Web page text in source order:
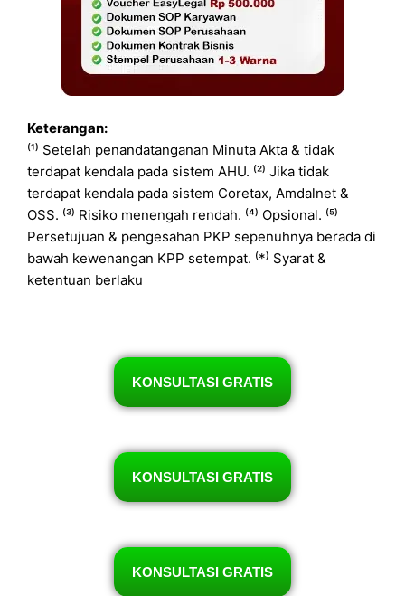
Keterangan:
⁽¹⁾ Setelah penandatanganan Minuta Akta & tidak
terdapat kendala pada sistem AHU. ⁽²⁾ Jika tidak
terdapat kendala pada sistem Coretax, Amdalnet &
OSS. ⁽³⁾ Risiko menengah rendah. ⁽⁴⁾ Opsional. ⁽⁵⁾
Persetujuan & pengesahan PKP sepenuhnya berada di
bawah kewenangan KPP setempat. ⁽*⁾ Syarat &
ketentuan berlaku
KONSULTASI GRATIS
KONSULTASI GRATIS
KONSULTASI GRATIS